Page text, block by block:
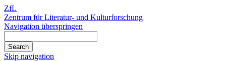
ZfL
Zentrum für Literatur- und Kulturforschung
Navigation überspringen
Skip navigation